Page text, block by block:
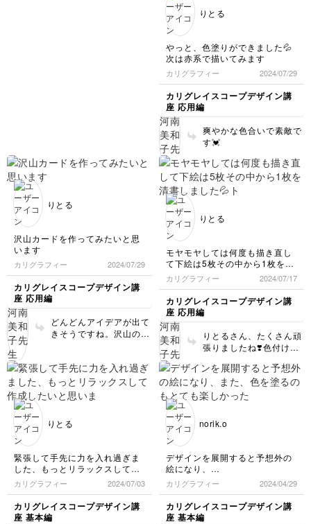
りとる
やっと、色塗りができました💦
次は赤系で描いてみます
カリグラフィー 2024/07/29
カリグレイスコープデザイン講
座 応用編
爽やかな色合いで素敵で
す💓
りとる
沢山カードを作ってみたいと思
います
カリグラフィー 2024/07/29
カリグレイスコープデザイン講
座 応用編
どんどんアイデアが出て
きそうですね。沢山のカ
りとる
モヤモヤしては何度も描き直し
て下絵は5枚その中から1枚を清
書しました💦
トレーシングペーパを何度も折
るとどうしてもズレが出来て苦
戦しました、これから色を塗っ
て完成したらまた頭をリフレッ
シュして描いてみようと思いま
す🍀
カリグラフィー 2024/07/17
カリグレイスコープデザイン講
座 応用編
りとるさん、たくさん頑
張りましたね❣️色付けも
りとる
緊張して手先に力を入れ過ぎま
した、もっとリラックスして作
成したいと思います。憧れのカ
リグラファー河南先生の講座を
受けられるなんて夢のようでし
た💓
カリグラフィー 2024/07/03
カリグレイスコープデザイン講
座 基本編
norik.o
デザインを展開すると予想外の
絵になり、
また、色を塗るのも
とても楽しかったです！
カリグラフィー 2024/04/29
カリグレイスコープデザイン講
座 基本編